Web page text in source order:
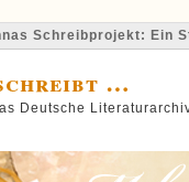
Schreibprojekt: Ein
…
Deutsche